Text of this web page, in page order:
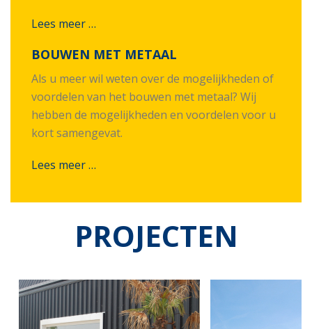
Lees meer …
BOUWEN MET METAAL
Als u meer wil weten over de mogelijkheden of
voordelen van het bouwen met metaal? Wij
hebben de mogelijkheden en voordelen voor u
kort samengevat.
Lees meer …
PROJECTEN